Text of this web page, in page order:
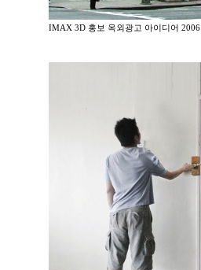
IMAX 3D 홍보 옥외광고 아이디어 2006